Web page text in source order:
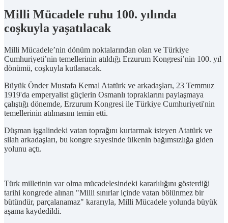
Milli Mücadele ruhu 100. yılında
coşkuyla yaşatılacak
Milli Mücadele’nin dönüm noktalarından olan ve Türkiye
Cumhuriyeti’nin temellerinin atıldığı Erzurum Kongresi’nin 100. yıl
dönümü, coşkuyla kutlanacak.
Büyük Önder Mustafa Kemal Atatürk ve arkadaşları, 23 Temmuz
1919'da emperyalist güçlerin Osmanlı topraklarını paylaşmaya
çalıştığı dönemde, Erzurum Kongresi ile Türkiye Cumhuriyeti'nin
temellerinin atılmasını temin etti.
Düşman işgalindeki vatan toprağını kurtarmak isteyen Atatürk ve
silah arkadaşları, bu kongre sayesinde ülkenin bağımsızlığa giden
yolunu açtı.
Türk milletinin var olma mücadelesindeki kararlılığını gösterdiği
tarihi kongrede alınan "Milli sınırlar içinde vatan bölünmez bir
bütündür, parçalanamaz" kararıyla, Milli Mücadele yolunda büyük
aşama kaydedildi.